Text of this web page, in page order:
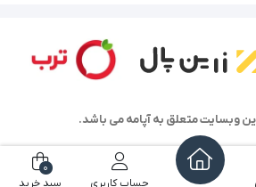
وبسایت متعلق به آپامه می باشد.
حساب کاربری
0
سبد خرید